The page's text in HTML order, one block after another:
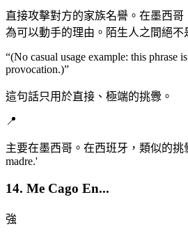
直接攻擊對方的家族名譽。在墨西
為可以動手的理由。陌生人之間絕不
“(No casual usage example: this phrase
provocation.)”
這句話只用於直接、極端的挑釁。
📍
主要在墨西哥。在西班牙，類似的挑
madre.'
14. Me Cago En...
強